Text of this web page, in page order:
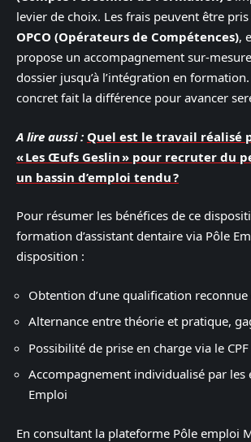
levier de choix. Les frais peuvent être
OPCO (Opérateurs de Compétences),
propose un accompagnement sur-
dossier jusqu’à l’intégration en
concret fait la différence pour avancer
A lire aussi : Quel est le travail réalisé
« Les Œufs Geslin » pour recruter du
un bassin d’emploi tendu ?
Pour résumer les bénéfices de ce
formation d’assistant dentaire via Pôle
disposition :
Obtention d’une qualification
Alternance entre théorie et pratique,
Possibilité de prise en charge via le CPF
Accompagnement individualisé par les
Emploi
En consultant la plateforme Pôle emploi